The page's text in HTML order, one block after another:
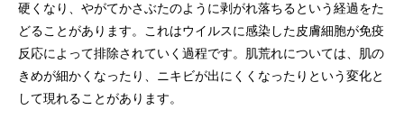
硬くなり、やがてかさぶたのように剥がれ落ちるという経過をた
どることがあります。これはウイルスに感染した皮膚細胞が免疫
反応によって排除されていく過程です。肌荒れについては、肌の
きめが細かくなったり、ニキビが出にくくなったりという変化と
して現れることがあります。